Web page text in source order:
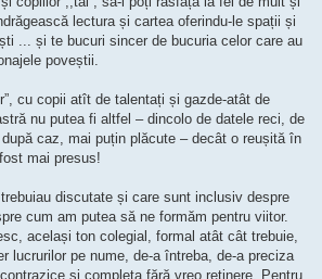
lectura și cartea oferindu-le spații și
... și te bucuri sincer de bucuria celor care au
poveștii.
cu copii atît de talentați și gazde-atât de
nu putea fi altfel – dincolo de datele reci, de
caz, mai puțin plăcute – decât o reușită în
mai presus!
discutate și care sunt inclusiv despre
cum am putea să ne formăm pentru viitor.
același ton colegial, formal atât cât trebuie,
lucrurilor pe nume, de-a întreba, de-a preciza
și completa fără vreo reținere. Pentru